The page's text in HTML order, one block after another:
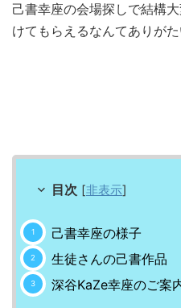
己書幸座の会場探しで結構
けてもらえるなんてありがた
目次 [非表示]
己書幸座の様子
生徒さんの己書作品
深谷KaZe幸座のご案